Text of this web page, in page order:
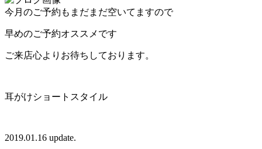
今月のご予約もまだまだ空いてますので
早めのご予約オススメです
ご来店心よりお待ちしております。
耳がけショートスタイル
2019.01.16 update.